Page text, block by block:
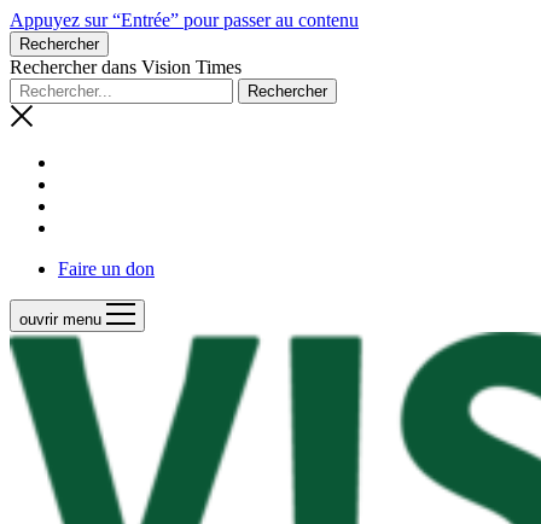
Appuyez sur “Entrée” pour passer au contenu
Rechercher
Rechercher dans Vision Times
Faire un don
ouvrir menu